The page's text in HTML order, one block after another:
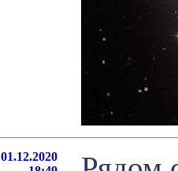
01.12.2020